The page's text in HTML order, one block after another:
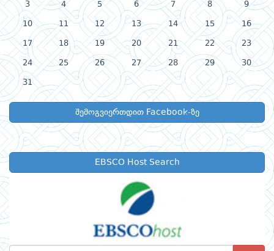
3 4 5 6 7 8 9
10 11 12 13 14 15 16
17 18 19 20 21 22 23
24 25 26 27 28 29 30
31
შემოგვიერთდით Facebook-ზე
EBSCO Host Search